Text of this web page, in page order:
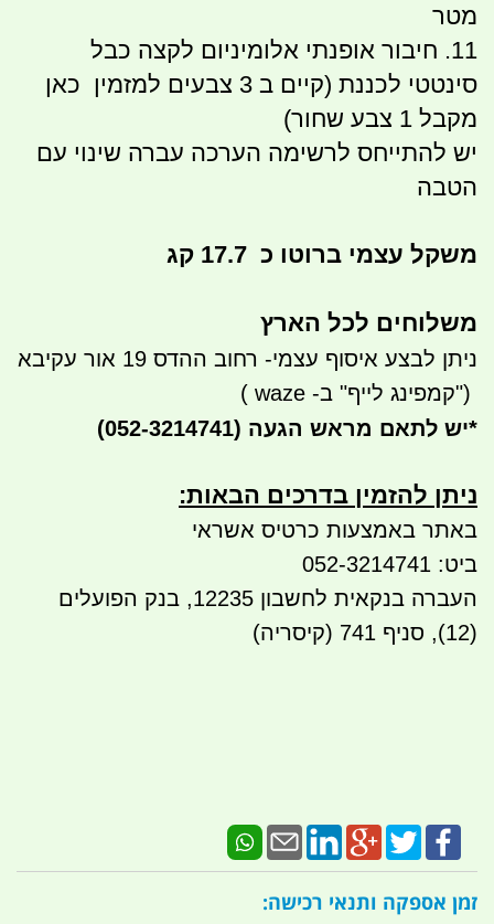
מטר
11. חיבור אופנתי אלומיניום לקצה כבל
סינטטי לכננת (קיים ב 3 צבעים למזמין כאן
מקבל 1 צבע שחור)
יש להתייחס לרשימה הערכה עברה שינוי עם
הטבה
משקל עצמי ברוטו כ 17.7 קג
משלוחים לכל הארץ
ניתן לבצע איסוף עצמי- רחוב ההדס 19 אור עקיבא
")קמפינג לייף" ב- waze
)
*יש לתאם מראש הגעה (052-3214741)
ניתן להזמין בדרכים הבאות:​​
באתר באמצעות כרטיס אשראי
ביט: 052-3214741
העברה בנקאית לחשבון 12235, בנק הפועלים
(12), סניף 741 (קיסריה)
זמן אספקה ותנאי רכישה: